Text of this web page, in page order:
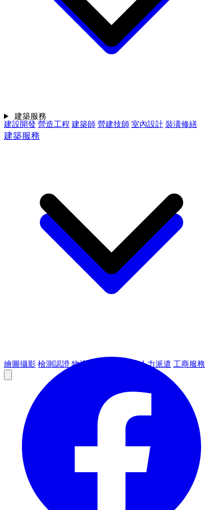
建設開發 營造工程 建築師 營建技師 室內設計 裝潢修繕
建築服務
繪圖攝影 檢測認證 物流倉儲 人力派遣 工商服務
建築服務